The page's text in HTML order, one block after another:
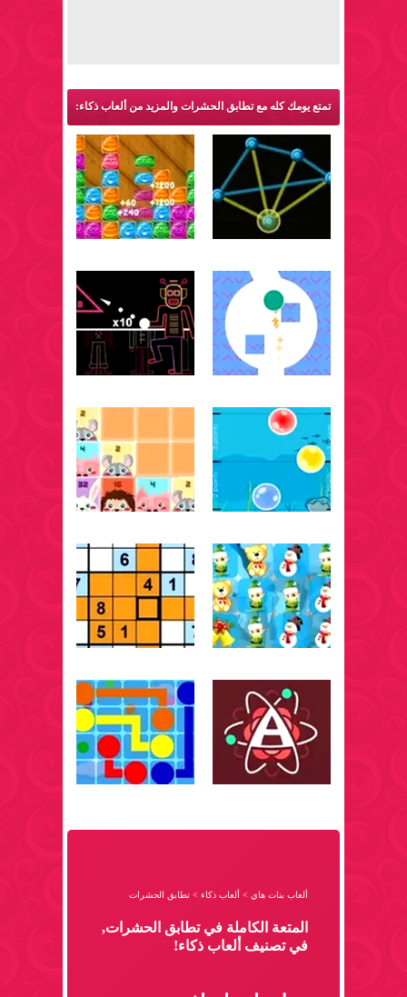
تمتع يومك كله مع تطابق الحشرات والمزيد من ألعاب ذكاء:
ألعاب بنات هاي > ألعاب ذكاء > تطابق الحشرات
المتعة الكاملة في تطابق الحشرات,
في تصنيف ألعاب ذكاء!